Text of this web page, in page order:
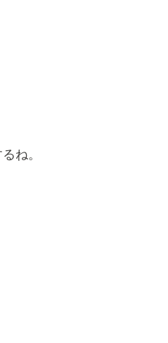
ね。